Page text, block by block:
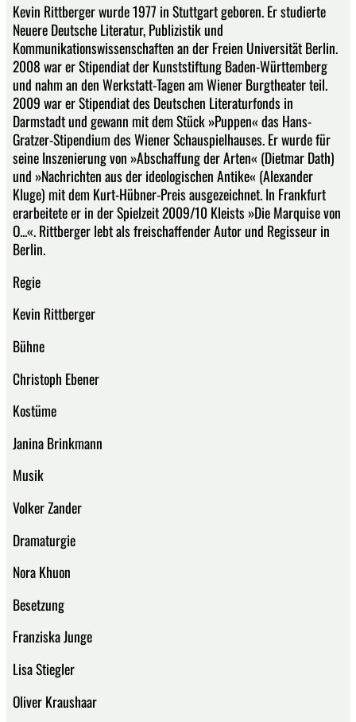
Kevin Rittberger wurde 1977 in Stuttgart geboren. Er studierte
Neuere Deutsche Literatur, Publizistik und
Kommunikationswissenschaften an der Freien Universität Berlin.
2008 war er Stipendiat der Kunststiftung Baden-Württemberg
und nahm an den Werkstatt-Tagen am Wiener Burgtheater teil.
2009 war er Stipendiat des Deutschen Literaturfonds in
Darmstadt und gewann mit dem Stück »Puppen« das Hans-
Gratzer-Stipendium des Wiener Schauspielhauses. Er wurde für
seine Inszenierung von »Abschaffung der Arten« (Dietmar Dath)
und »Nachrichten aus der ideologischen Antike« (Alexander
Kluge) mit dem Kurt-Hübner-Preis ausgezeichnet. In Frankfurt
erarbeitete er in der Spielzeit 2009/10 Kleists »Die Marquise von
O...«. Rittberger lebt als freischaffender Autor und Regisseur in
Berlin.
Regie
Kevin Rittberger
Bühne
Christoph Ebener
Kostüme
Janina Brinkmann
Musik
Volker Zander
Dramaturgie
Nora Khuon
Besetzung
Franziska Junge
Lisa Stiegler
Oliver Kraushaar